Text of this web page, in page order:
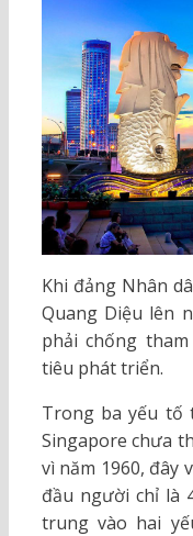
Khi đảng Nhân
Quang Diệu lên
phải chống
tiêu phát triển.
Trong ba yếu tố
Singapore chưa
vì năm 1960, đây
đầu người chỉ là
trung vào hai